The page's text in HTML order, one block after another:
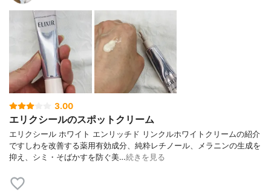
3.00
エリクシールのスポットクリーム
エリクシール ホワイト エンリッチド リンクルホワイトクリームの紹介
ですしわを改善する薬用有効成分、純粋レチノール、メラニンの生成を
抑え、シミ・そばかすを防ぐ美…続きを見る